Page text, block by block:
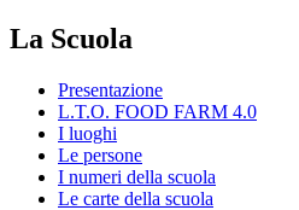
La Scuola
Presentazione
L.T.O. FOOD FARM 4.0
I luoghi
Le persone
I numeri della scuola
Le carte della scuola